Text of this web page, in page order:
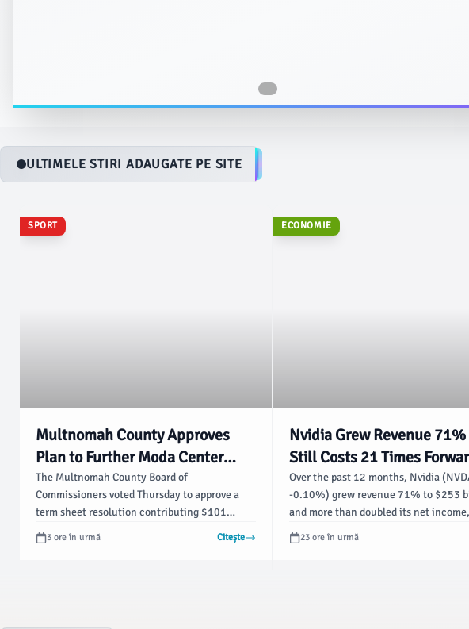
ULTIMELE STIRI ADAUGATE PE SITE
SPORT
Multnomah County Approves
Plan to Further Moda Center
Renovation - Blazer's Edge
The Multnomah County Board of
Commissioners voted Thursday to approve a
term sheet resolution contributing $101
million to the proposed renovation of the Moda
Center, the home arena of the Portland Trail
3 ore în urmă Citește
ECONOMIE
Nvidia Grew Revenue
Still Costs 21 Times
Earnings. The Market Is
the Growth Stops. - The
Over the past 12 months, Nvidia
-0.10%) grew revenue 71% to $253
and more than doubled its net
about $160 billion. The stock,
trades at about 21 times forward
23 ore în urmă